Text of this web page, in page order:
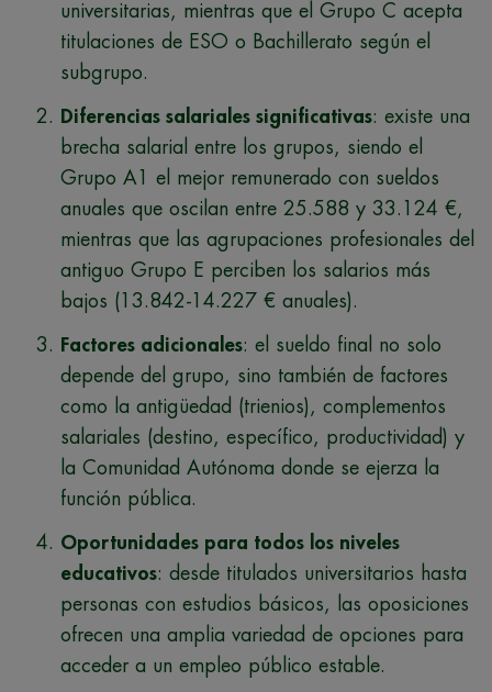
universitarias, mientras que el Grupo C acepta
titulaciones de ESO o Bachillerato según el
subgrupo.
Diferencias salariales significativas: existe una
brecha salarial entre los grupos, siendo el
Grupo A1 el mejor remunerado con sueldos
anuales que oscilan entre 25.588 y 33.124 €,
mientras que las agrupaciones profesionales del
antiguo Grupo E perciben los salarios más
bajos (13.842-14.227 € anuales).
Factores adicionales: el sueldo final no solo
depende del grupo, sino también de factores
como la antigüedad (trienios), complementos
salariales (destino, específico, productividad) y
la Comunidad Autónoma donde se ejerza la
función pública.
Oportunidades para todos los niveles
educativos: desde titulados universitarios hasta
personas con estudios básicos, las oposiciones
ofrecen una amplia variedad de opciones para
acceder a un empleo público estable.